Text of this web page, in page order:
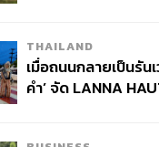
THAILAND
เมื่อถนนกลายเป็นรัน
คำ’ จัด LANNA